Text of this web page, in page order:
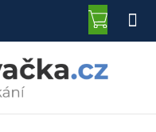
KOŠÍK